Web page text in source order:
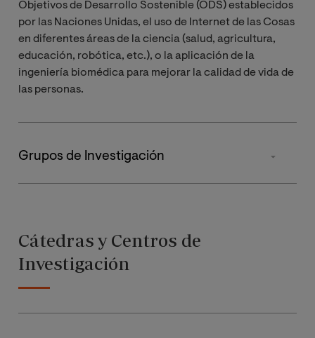
Objetivos de Desarrollo Sostenible (ODS) establecidos
por las Naciones Unidas, el uso de Internet de las Cosas
en diferentes áreas de la ciencia (salud, agricultura,
educación, robótica, etc.), o la aplicación de la
ingeniería biomédica para mejorar la calidad de vida de
las personas.
Grupos de Investigación
Nombre del grupo:
Acrónimo: ASGARD
Cátedras y Centros de
Investigación